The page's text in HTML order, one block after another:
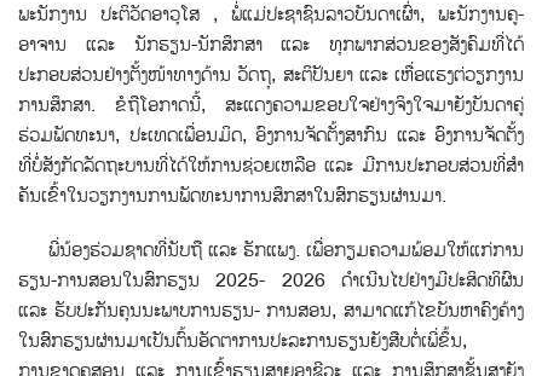
ພະນັກງານ ປະຕິວັດອາວຸໂສ , ພໍ່ແມ່ປະຊາຊົນລາວບັນດາເຜົ່າ, ພະນັກງານຄູ-
ອາຈານ ແລະ ນັກຮຽນ-ນັກສຶກສາ ແລະ ທຸກພາກສ່ວນຂອງສັງຄົມທີ່ໄດ້
ປະກອບສ່ວນຢ່າງຕັ້ງໜ້າທາງດ້ານ ວັດຖຸ, ສະຕິປັນຍາ ແລະ ເຫື່ອແຮງຕ່ວຽກງານ
ການສຶກສາ. ຂໍຖືໂອກາດນີ້, ສະແດງຄວາມຂອບໃຈຢ່າງຈິງໃຈມາຍັງບັນດາຄູ່
ຮ່ວມພັດທະນາ, ປະເທດເພື່ອນມິດ, ອົງການຈັດຕັ້ງສາກົນ ແລະ ອົງການຈັດຕັ້ງ
ທີ່ບໍ່ສັງກັດລັດຖະບານທີ່ໄດ້ໃຫ້ການຊ່ວຍເຫລືອ ແລະ ມີການປະກອບສ່ວນທີ່ສໍາ
ຄັນເຂົ້າໃນວຽກງານການພັດທະນາການສຶກສາໃນສົກຮຽນຜ່ານມາ.
ພີ່ນ້ອງຮ່ວມຊາດທີ່ນັບຖື ແລະ ຮັກແພງ. ເພື່ອກຽມຄວາມພ້ອມໃຫ້ແກ່ການ
ຮຽນ-ການສອນໃນສົກຮຽນ 2025- 2026 ດໍາເນີນໄປຢ່າງມີປະສິດທິຜົນ
ແລະ ຮັບປະກັນຄຸນນະພາບການຮຽນ- ການສອນ, ສາມາດແກ້ໄຂບັນຫາຄົງຄ້າງ
ໃນສົກຮຽນຜ່ານມາເປັນຕ້ົນອັດຕາການປະລະການຮຽນຍັງສືບຕ່ໍເພ່ີຂຶ້ນ,